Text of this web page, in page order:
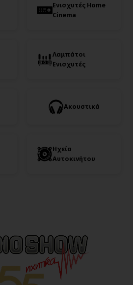
Ενισχυτές Home
Cinema
Λαμπάτοι
Ενισχυτές
Ακουστικά
Ηχεία
Αυτοκινήτου